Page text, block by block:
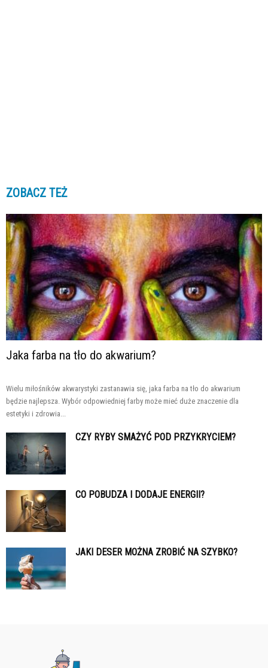
ZOBACZ TEŻ
Jaka farba na tło do akwarium?
Wielu miłośników akwarystyki zastanawia się, jaka farba na tło do akwarium
będzie najlepsza. Wybór odpowiedniej farby może mieć duże znaczenie dla
estetyki i zdrowia...
CZY RYBY SMAŻYĆ POD PRZYKRYCIEM?
CO POBUDZA I DODAJE ENERGII?
JAKI DESER MOŻNA ZROBIĆ NA SZYBKO?